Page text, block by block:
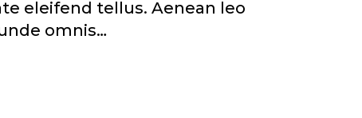
eleifend tellus. Aenean leo
omnis…